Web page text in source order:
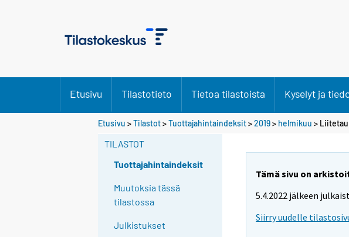
Etusivu Tilastotieto Tietoa tilastoista Kyselyt ja
Etusivu >Tilastot>Tuottajahintaindeksit>2019> helmikuu >
TILASTOT
Tuottajahintaindeksit
Muutoksia tässä
tilastossa
Julkistukset
Tämä sivu on
5.4.2022 jälkeen
Siirry uudelle